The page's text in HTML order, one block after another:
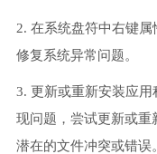
2. 在系统盘符中右键
修复系统异常问题。
3. 更新或重新安装应
现问题，尝试更新或重
潜在的文件冲突或错误。